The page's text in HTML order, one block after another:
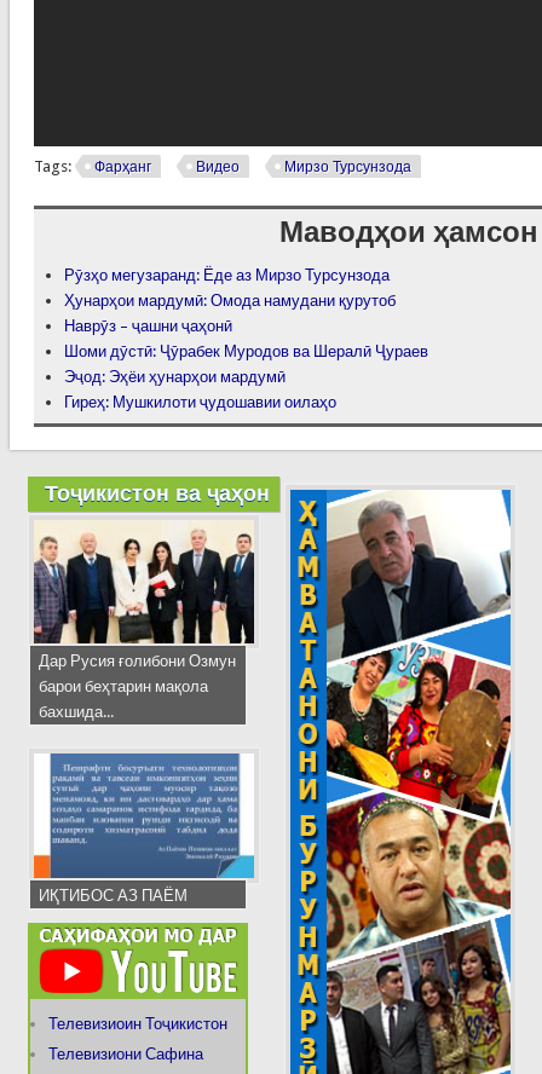
Tags: Фарҳанг Видео Мирзо Турсунзода
Маводҳои ҳамсон
Рӯзҳо мегузаранд: Ёде аз Мирзо Турсунзода
Ҳунарҳои мардумӣ: Омода намудани қурутоб
Наврӯз – ҷашни ҷаҳонӣ
Шоми дӯстӣ: Ҷӯрабек Муродов ва Шералӣ Ҷураев
Эҷод: Эҳёи ҳунарҳои мардумӣ
Гиреҳ: Мушкилоти ҷудошавии оилаҳо
Тоҷикистон ва ҷаҳон
Дар Русия ғолибони Озмун
барои беҳтарин мақола
бахшида...
ИҚТИБОС АЗ ПАЁМ
Телевизиоин Тоҷикистон
Телевизиони Сафина